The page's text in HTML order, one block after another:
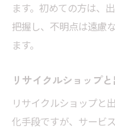
出張買取で不
ツ
ます。初めての方は、
把握し、不明点は遠慮
ます。
リサイクルショップ
リサイクルショップと
化手段ですが、サービ